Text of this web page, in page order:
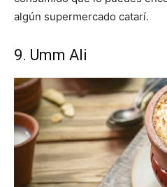
algún supermercado catarí.
9. Umm Ali